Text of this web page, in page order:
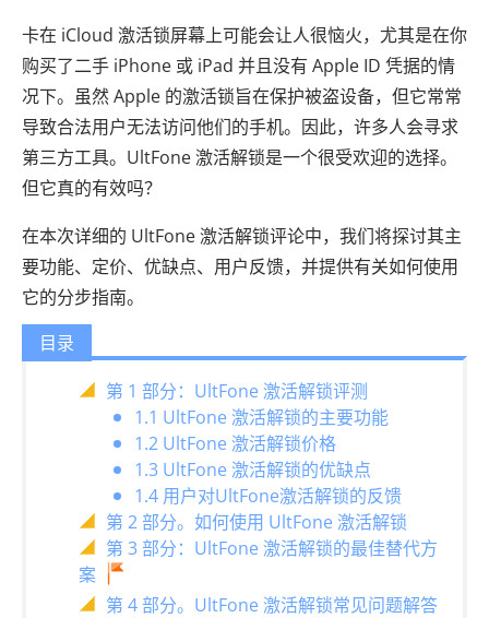
卡在 iCloud 激活锁屏幕上可能会让人很恼火，尤其是在你
购买了二手 iPhone 或 iPad 并且没有 Apple ID 凭据的情
况下。虽然 Apple 的激活锁旨在保护被盗设备，但它常常
导致合法用户无法访问他们的手机。因此，许多人会寻求
第三方工具。UltFone 激活解锁是一个很受欢迎的选择。
但它真的有效吗？
在本次详细的 UltFone 激活解锁评论中，我们将探讨其主
要功能、定价、优缺点、用户反馈，并提供有关如何使用
它的分步指南。
目录
第 1 部分：UltFone 激活解锁评测
1.1 UltFone 激活解锁的主要功能
1.2 UltFone 激活解锁价格
1.3 UltFone 激活解锁的优缺点
1.4 用户对UltFone激活解锁的反馈
第 2 部分。如何使用 UltFone 激活解锁
第 3 部分：UltFone 激活解锁的最佳替代方
案
第 4 部分。UltFone 激活解锁常见问题解答